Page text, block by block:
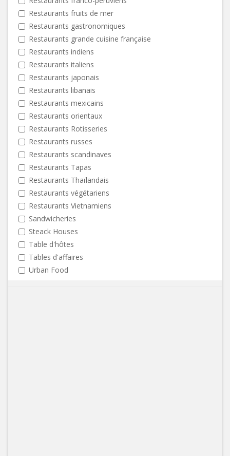
Restaurants fruits de mer
Restaurants gastronomiques
Restaurants grande cuisine française
Restaurants indiens
Restaurants italiens
Restaurants japonais
Restaurants libanais
Restaurants mexicains
Restaurants orientaux
Restaurants Rotisseries
Restaurants russes
Restaurants scandinaves
Restaurants Tapas
Restaurants Thaïlandais
Restaurants végétariens
Restaurants Vietnamiens
Sandwicheries
Steack Houses
Table d'hôtes
Tables d'affaires
Urban Food